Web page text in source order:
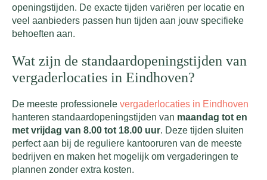
openingstijden. De exacte tijden variëren per locatie en
veel aanbieders passen hun tijden aan jouw specifieke
behoeften aan.
Wat zijn de standaardopeningstijden van
vergaderlocaties in Eindhoven?
De meeste professionele vergaderlocaties in Eindhoven
hanteren standaardopeningstijden van maandag tot en
met vrijdag van 8.00 tot 18.00 uur. Deze tijden sluiten
perfect aan bij de reguliere kantooruren van de meeste
bedrijven en maken het mogelijk om vergaderingen te
plannen zonder extra kosten.